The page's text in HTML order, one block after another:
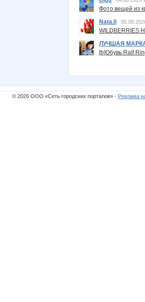
Фото вещей из
Nata.li
ЛУЧШАЯ
[b]Обувь Ralf
© 2026 ООО «Сеть городских порталов» · Реклама